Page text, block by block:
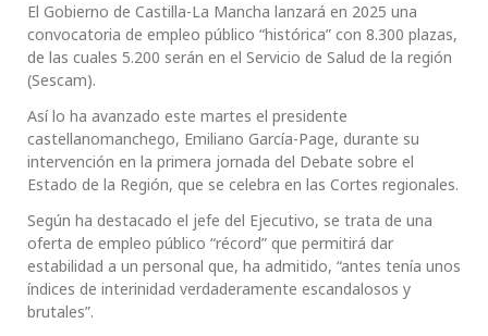
El Gobierno de Castilla-La Mancha lanzará en 2025 una
convocatoria de empleo público “histórica” con 8.300 plazas,
de las cuales 5.200 serán en el Servicio de Salud de la región
(Sescam).
Así lo ha avanzado este martes el presidente
castellanomanchego, Emiliano García-Page, durante su
intervención en la primera jornada del Debate sobre el
Estado de la Región, que se celebra en las Cortes regionales.
Según ha destacado el jefe del Ejecutivo, se trata de una
oferta de empleo público “récord” que permitirá dar
estabilidad a un personal que, ha admitido, “antes tenía unos
índices de interinidad verdaderamente escandalosos y
brutales”.